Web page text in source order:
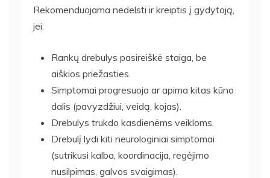
Rekomenduojama nedelsti ir kreiptis į gydytoją,
jei:
Rankų drebulys pasireiškė staiga, be
aiškios priežasties.
Simptomai progresuoja ar apima kitas kūno
dalis (pavyzdžiui, veidą, kojas).
Drebulys trukdo kasdienėms veikloms.
Drebulį lydi kiti neurologiniai simptomai
(sutrikusi kalba, koordinacija, regėjimo
nusilpimas, galvos svaigimas).